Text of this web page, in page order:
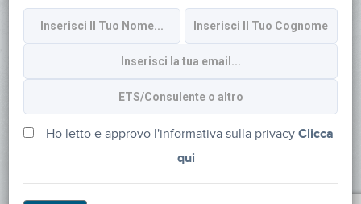
Informativa sulla privacy
CONTATTI
via Roberto Lepetit 8/10 – 20124 Milano
info@fondazioneaifr.org
Tel: +39 02 47924880
Ho letto e approvo l'informativa sulla privacyClicca
qui